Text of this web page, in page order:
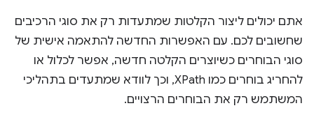
אתם יכולים ליצור הקלטות שמתעדות רק את סוגי הרכיבים
שחשובים לכם. עם האפשרות החדשה להתאמה אישית של
סוגי הבוחרים כשיוצרים הקלטה חדשה, אפשר לכלול או
להחריג בוחרים כמו XPath, וכך לוודא שמתעדים בתהליכי
המשתמש רק את הבוחרים הרצויים.